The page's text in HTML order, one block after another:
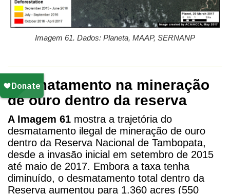
Imagem 61. Dados: Planeta, MAAP, SERNANP
Desmatamento na mineração
de ouro dentro da reserva
A Imagem 61 mostra a trajetória do
desmatamento ilegal de mineração de ouro
dentro da Reserva Nacional de Tambopata,
desde a invasão inicial em setembro de 2015
até maio de 2017. Embora a taxa tenha
diminuído, o desmatamento total dentro da
Reserva aumentou para 1.360 acres (550